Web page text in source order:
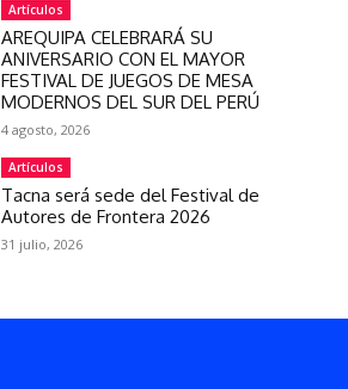
Artículos
AREQUIPA CELEBRARÁ SU
ANIVERSARIO CON EL MAYOR
FESTIVAL DE JUEGOS DE MESA
MODERNOS DEL SUR DEL PERÚ
4 agosto, 2026
Artículos
Tacna será sede del Festival de
Autores de Frontera 2026
31 julio, 2026